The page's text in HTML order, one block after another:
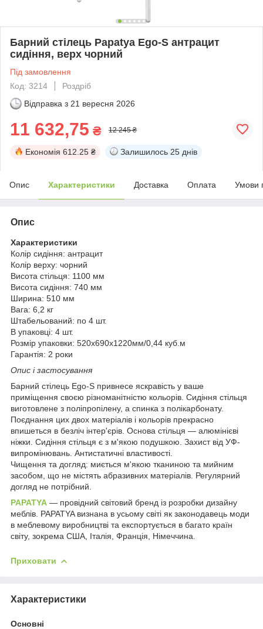
Барний стілець Papatya Ego-S антрацит
сидіння, верх чорний
Під замовлення
Код: 3214
Роздріб
Відправка з 21 вересня 2026
11 632,75 ₴ 12 245 ₴
Економія 612.25 ₴ Залишилось 25 днів
Опис Характеристики Доставка Оплата Умови
Опис
Характеристики
Колір сидіння: антрацит
Колір верху: чорний
Висота стільця: 1100 мм
Висота сидіння: 740 мм
Ширина: 510 мм
Вага: 6,2 кг
Штабельований: по 4 шт.
В упаковці: 4 шт.
Розмір упаковки: 520х690х1220мм/0,44 куб.м
Гарантія: 2 роки
Опис і застосування
Барний стілець Ego-S привнесе яскравість у ваше
приміщення своєю різноманітністю кольорів. Сидіння стільця
виготовлене з поліпропілену, а спинка з полікарбонату.
Поєднання цих двох матеріалів і кольорів прекрасно
впишеться в безліч інтер'єрів. Основа стільця — алюмінієві
ніжки. Сидіння стільця є з м'якою подушкою. Захист від УФ-
випромінювань. Антистатичні властивості.
Чищення та догляд: миється м'якою тканиною та мийним
засобом, що не містять абразивних матеріалів. Регулярний
догляд не потрібний.
PAPATYA — провідний світовий бренд із розробки дизайну
меблів. PAPATYA визнана в усьому світі як законодавець моди
в меблевому виробництві та експортується в багато країн
світу, зокрема США, Італія, Франція, Німеччина.
Приховати
Характеристики
Основні